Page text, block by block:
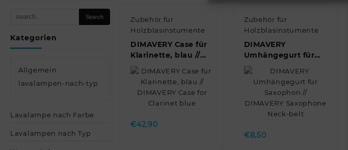
Kategorien
Allgemein
lavalampen-nach-typ
Lavalampe nach Farbe
Lavalampen nach Typ
Zubehör für
Holzblasinstumente
DIMAVERY Case für
Klarinette, blau //
DIMAVERY Case for
Clarinet blue
Quick view
€42,90
Zubehör für
Holzblasinstumente
DIMAVERY
Umhängegurt für
Saxophon //
DIMAVERY
Saxophone Neck-
Quick view
€8,50